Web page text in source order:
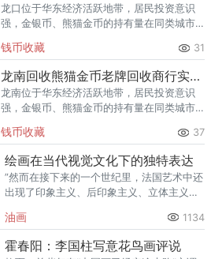
龙口位于华东经济活跃地带，居民投资意识
强，金银币、熊猫金币的持有量在同类城市
熊猫金币的需求就明显升温，但鱼龙混杂的
回收渠道里，能精准识别版别溢
钱币收藏 31
龙南回收熊猫金币老牌回收商行实力盘点
龙南位于华东经济活跃地带，居民投资意识
强，金银币、熊猫金币的持有量在同类城市
熊猫金币的需求就明显升温，但鱼龙混杂的
回收渠道里，能精准识别版别溢
钱币收藏 37
绘画在当代视觉文化下的独特表达
”然而在接下来的一个世纪里，法国艺术中还
出现了印象主义、后印象主义、立体主义和
油画 1134
霍春阳：李国柱写意花鸟画评说